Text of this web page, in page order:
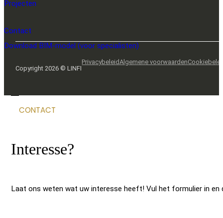
Projecten
Contact
Download BIM-model (voor specialisten)
Copyright 2026 © LINFI
PrivacybeleidAlgemene voorwaarden
Interesse?
CONTACT
Laat ons weten wat uw interesse heeft! Vul het formulier in en